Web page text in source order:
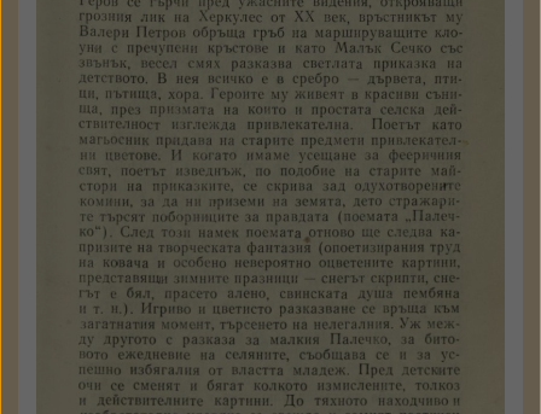
София
Български писател
1979
стр. 89 - 96
Държател: Институт за
литература - БАН
КЪМ ТЕКСТА